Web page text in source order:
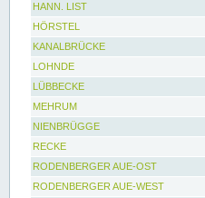
HANN. LIST
HÖRSTEL
KANALBRÜCKE
LOHNDE
LÜBBECKE
MEHRUM
NIENBRÜGGE
RECKE
RODENBERGER AUE-OST
RODENBERGER AUE-WEST